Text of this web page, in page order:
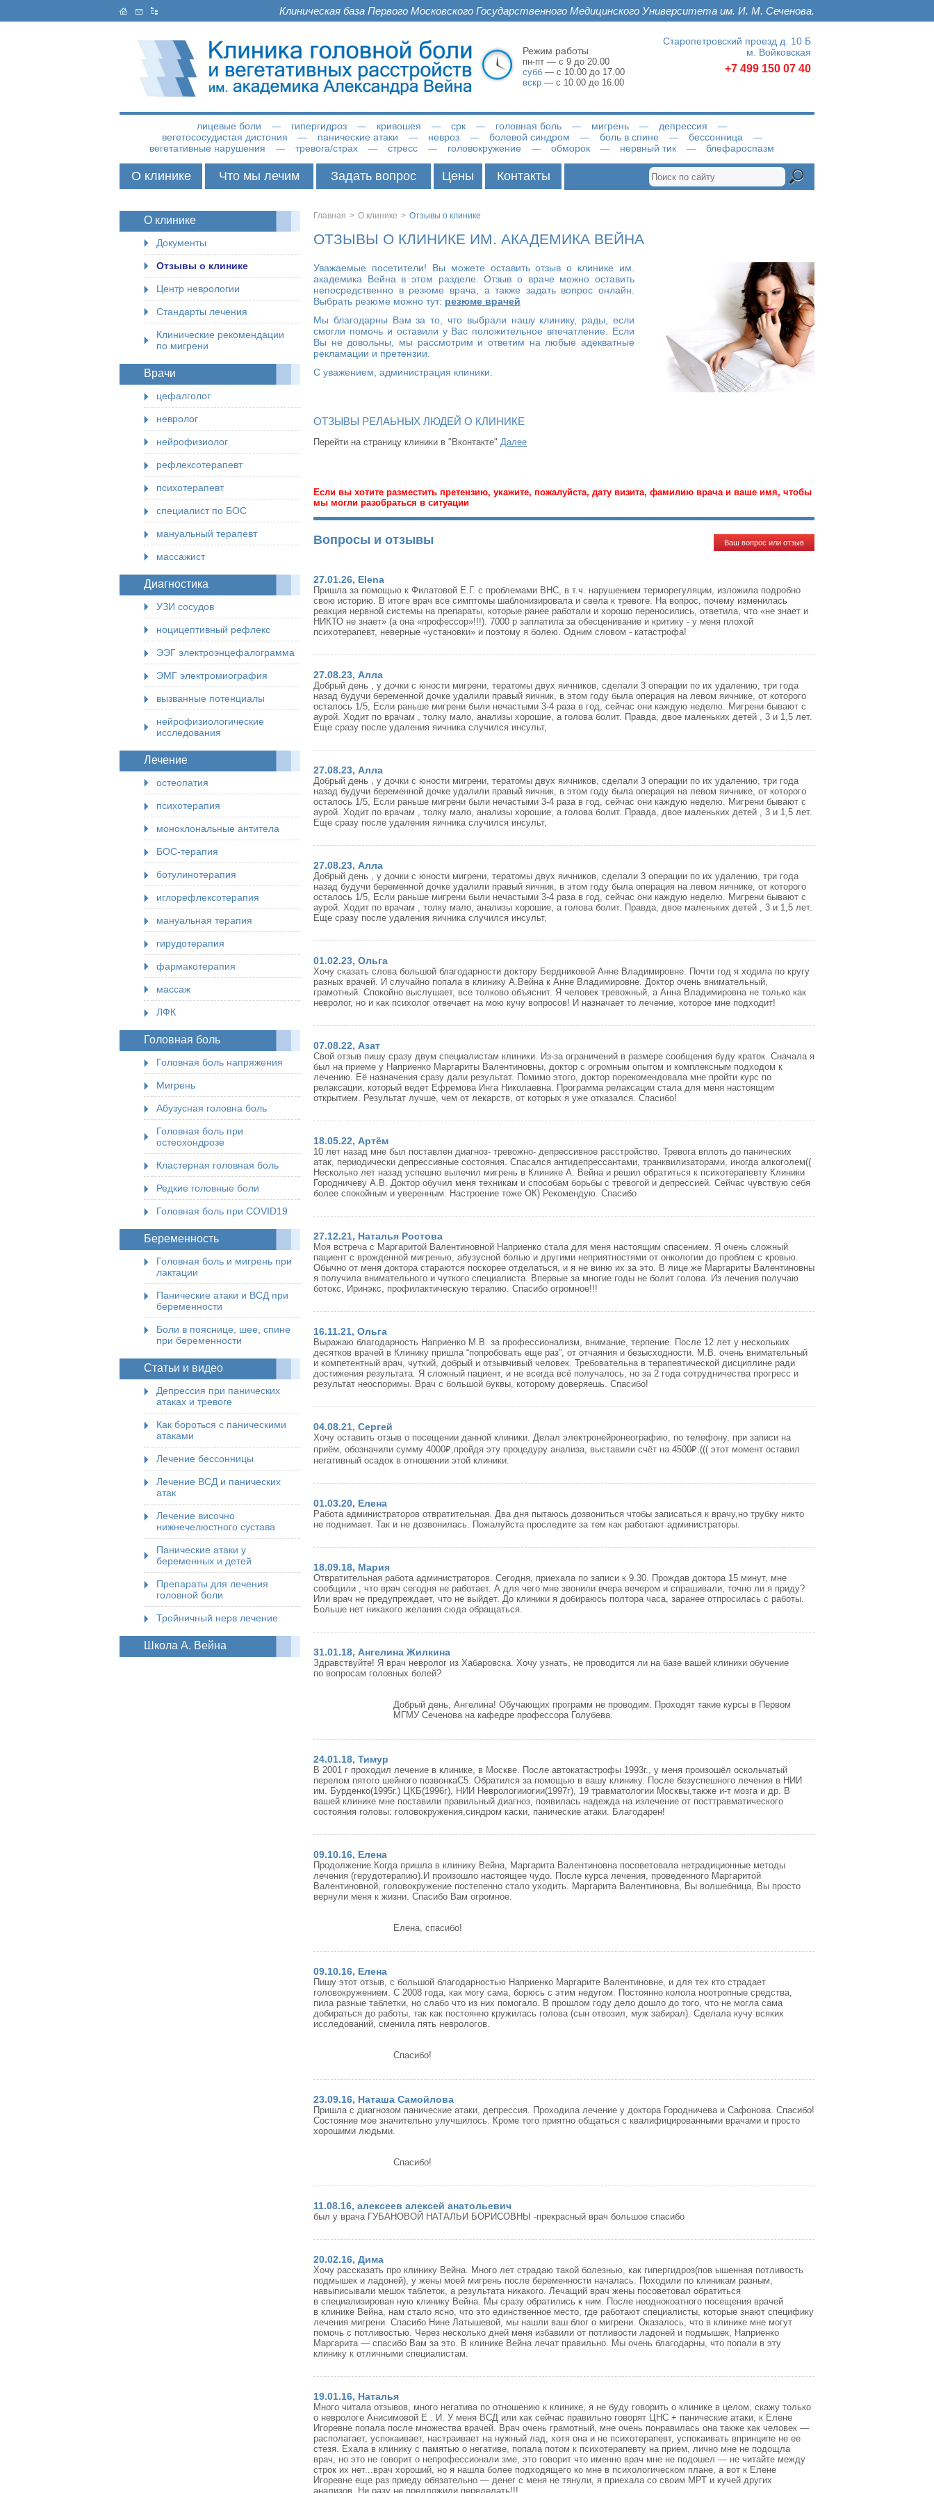
Клиническая база Первого Московского Государственного Медицинского Университета им. И. М. Сеченова.
Старопетровский проезд д. 10 Б
м. Войковская
+7 499 150 07 40
О клинике Что мы лечим Задать вопрос Цены Контакты
Режим работы
пн-пт — с 9 до 20.00
субб — с 10.00 до 17.00
вскр — с 10.00 до 16.00
лицевые боли гипергидроз кривошея срк головная боль мигрень
депрессия
вегетососудистая дистония
панические атаки невроз болевой синдром боль в спине
бессонница
вегетативные нарушения
тревога/страх стресс головокружение обморок нервный тик блефароспазм
О клинике
Документы
Отзывы о клинике
Центр неврологии
Стандарты лечения
Клинические рекомендации
по мигрени
Врачи
цефалголог
невролог
нейрофизиолог
рефлексотерапевт
психотерапевт
специалист по БОС
мануальный терапевт
массажист
Диагностика
УЗИ сосудов
ноцицептивный рефлекс
ЭЭГ электроэнцефалограмма
ЭМГ электромиография
вызванные потенциалы
нейрофизиологические
исследования
Лечение
остеопатия
психотерапия
моноклональные антитела
БОС-терапия
ботулинотерапия
иглорефлексотерапия
мануальная терапия
гирудотерапия
фармакотерапия
массаж
ЛФК
Головная боль
Головная боль напряжения
Мигрень
Абузусная головна боль
Головная боль при
остеохондрозе
Кластерная головная боль
Редкие головные боли
Головная боль при COVID19
Беременность
Головная боль и мигрень при
лактации
Панические атаки и ВСД при
беременности
Боли в пояснице, шее, спине
при беременности
Статьи и видео
Депрессия при панических
атаках и тревоге
Как бороться с паническими
атаками
Лечение бессонницы
Лечение ВСД и панических
атак
Лечение височно
нижнечелюстного сустава
Панические атаки у
беременных и детей
Препараты для лечения
головной боли
Тройничный нерв лечение
Школа А. Вейна
Главная > О клинике > Отзывы о клинике
ОТЗЫВЫ О КЛИНИКЕ ИМ. АКАДЕМИКА ВЕЙНА
Уважаемые посетители! Вы можете оставить отзыв о клинике им.
академика Вейна в этом разделе. Отзыв о враче можно оставить
непосредственно в резюме врача, а также задать вопрос онлайн.
Выбрать резюме можно тут: резюме врачей
Мы благодарны Вам за то, что выбрали нашу клинику, рады, если
смогли помочь и оставили у Вас положительное впечатление. Если
Вы не довольны, мы рассмотрим и ответим на любые адекватные
рекламации и претензии.
С уважением, администрация клиники.
ОТЗЫВЫ РЕЛАЬНЫХ ЛЮДЕЙ О КЛИНИКЕ
Перейти на страницу клиники в "Вконтакте" Далее
Если вы хотите разместить претензию, укажите, пожалуйста, дату визита, фамилию врача и ваше имя, чтобы
мы могли разобраться в ситуации
Ваш вопрос или отзыв
Вопросы и отзывы
27.01.26, Elena
Пришла за помощью к Филатовой Е.Г. с проблемами ВНС, в т.ч. нарушением терморегуляции, изложила подробно
свою историю. В итоге врач все симптомы шаблонизировала и свела к тревоге. На вопрос, почему изменилась
реакция нервной системы на препараты, которые ранее работали и хорошо переносились, ответила, что «не знает и
НИКТО не знает» (а она «профессор»!!!). 7000 р заплатила за обесценивание и критику - у меня плохой
психотерапевт, неверные «установки» и поэтому я болею. Одним словом - катастрофа!
27.08.23, Алла
Добрый день , у дочки с юности мигрени, тератомы двух яичников, сделали 3 операции по их удалению, три года
назад будучи беременной дочке удалили правый яичник, в этом году была операция на левом яичнике, от которого
осталось 1/5, Если раньше мигрени были нечастыми 3-4 раза в год, сейчас они каждую неделю. Мигрени бывают с
аурой. Ходит по врачам , толку мало, анализы хорошие, а голова болит. Правда, двое маленьких детей , 3 и 1,5 лет.
Еще сразу после удаления яичника случился инсульт,
27.08.23, Алла
Добрый день , у дочки с юности мигрени, тератомы двух яичников, сделали 3 операции по их удалению, три года
назад будучи беременной дочке удалили правый яичник, в этом году была операция на левом яичнике, от которого
осталось 1/5, Если раньше мигрени были нечастыми 3-4 раза в год, сейчас они каждую неделю. Мигрени бывают с
аурой. Ходит по врачам , толку мало, анализы хорошие, а голова болит. Правда, двое маленьких детей , 3 и 1,5 лет.
Еще сразу после удаления яичника случился инсульт,
27.08.23, Алла
Добрый день , у дочки с юности мигрени, тератомы двух яичников, сделали 3 операции по их удалению, три года
назад будучи беременной дочке удалили правый яичник, в этом году была операция на левом яичнике, от которого
осталось 1/5, Если раньше мигрени были нечастыми 3-4 раза в год, сейчас они каждую неделю. Мигрени бывают с
аурой. Ходит по врачам , толку мало, анализы хорошие, а голова болит. Правда, двое маленьких детей , 3 и 1,5 лет.
Еще сразу после удаления яичника случился инсульт,
01.02.23, Ольга
Хочу сказать слова большой благодарности доктору Бердниковой Анне Владимировне. Почти год я ходила по кругу
разных врачей. И случайно попала в клинику А.Вейна к Анне Владимировне. Доктор очень внимательный,
грамотный. Спокойно выслушает, все толково объяснит. Я человек тревожный, а Анна Владимировна не только как
невролог, но и как психолог отвечает на мою кучу вопросов! И назначает то лечение, которое мне подходит!
07.08.22, Азат
Свой отзыв пишу сразу двум специалистам клиники. Из-за ограничений в размере сообщения буду краток. Сначала я
был на приеме у Наприенко Маргариты Валентиновны, доктор с огромным опытом и комплексным подходом к
лечению. Её назначения сразу дали результат. Помимо этого, доктор порекомендовала мне пройти курс по
релаксации, который ведет Ефремова Инга Николаевна. Программа релаксации стала для меня настоящим
открытием. Результат лучше, чем от лекарств, от которых я уже отказался. Спасибо!
18.05.22, Артём
10 лет назад мне был поставлен диагноз- тревожно- депрессивное расстройство. Тревога вплоть до панических
атак, периодически депрессивные состояния. Спасался антидепрессантами, транквилизаторами, иногда алкоголем((
Несколько лет назад успешно вылечил мигрень в Клинике А. Вейна и решил обратиться к психотерапевту Клиники
Городничеву А.В. Доктор обучил меня техникам и способам борьбы с тревогой и депрессией. Сейчас чувствую себя
более спокойным и уверенным. Настроение тоже ОК) Рекомендую. Спасибо
27.12.21, Наталья Ростова
Моя встреча с Маргаритой Валентиновной Наприенко стала для меня настоящим спасением. Я очень сложный
пациент с врожденной мигренью, абузусной болью и другими неприятностями от онкологии до проблем с кровью.
Обычно от меня доктора стараются поскорее отделаться, и я не виню их за это. В лице же Маргариты Валентиновны
я получила внимательного и чуткого специалиста. Впервые за многие годы не болит голова. Из лечения получаю
ботокс, Иринэкс, профилактическую терапию. Спасибо огромное!!!
16.11.21, Ольга
Выражаю благодарность Наприенко М.В. за профессионализм, внимание, терпение. После 12 лет у нескольких
десятков врачей в Клинику пришла “попробовать еще раз”, от отчаяния и безысходности. М.В. очень внимательный
и компетентный врач, чуткий, добрый и отзывчивый человек. Требовательна в терапевтической дисциплине ради
достижения результата. Я сложный пациент, и не всегда всё получалось, но за 2 года сотрудничества прогресс и
результат неоспоримы. Врач с большой буквы, которому доверяешь. Спасибо!
04.08.21, Сергей
Хочу оставить отзыв о посещении данной клиники. Делал электронейронеографию, по телефону, при записи на
приём, обозначили сумму 4000₽,пройдя эту процедуру анализа, выставили счёт на 4500₽.((( этот момент оставил
негативный осадок в отношении этой клиники.
01.03.20, Елена
Работа администраторов отвратительная. Два дня пытаюсь дозвониться чтобы записаться к врачу,но трубку никто
не поднимает. Так и не дозвонилась. Пожалуйста проследите за тем как работают администраторы.
18.09.18, Мария
Отвратительная работа администраторов. Сегодня, приехала по записи к 9.30. Прождав доктора 15 минут, мне
сообщили , что врач сегодня не работает. А для чего мне звонили вчера вечером и спрашивали, точно ли я приду?
Или врач не предупреждает, что не выйдет. До клиники я добираюсь полтора часа, заранее отпросилась с работы.
Больше нет никакого желания сюда обращаться.
31.01.18, Ангелина Жилкина
Здравствуйте! Я врач невролог из Хабаровска. Хочу узнать, не проводится ли на базе вашей клиники обучение
по вопросам головных болей?
Добрый день, Ангелина! Обучающих программ не проводим. Проходят такие курсы в Первом
МГМУ Сеченова на кафедре профессора Голубева.
24.01.18, Тимур
В 2001 г проходил лечение в клинике, в Москве. После автокатастрофы 1993г., у меня произошёл оскольчатый
перелом пятого шейного позвонкаС5. Обратился за помощью в вашу клинику. После безуспешного лечения в НИИ
им. Бурденко(1995г.) ЦКБ(1996г), НИИ Неврологииогии(1997г), 19 травматологии Москвы,также и-т мозга и др. В
вашей клинике мне поставили правильный диагноз, появилась надежда на излечение от посттравматического
состояния головы: головокружения,синдром каски, панические атаки. Благодарен!
09.10.16, Елена
Продолжение.Когда пришла в клинику Вейна, Маргарита Валентиновна посоветовала нетрадиционные методы
лечения (герудотерапию).И произошло настоящее чудо. После курса лечения, проведенного Маргаритой
Валентиновной, головокружение постепенно стало уходить. Маргарита Валентиновна, Вы волшебница, Вы просто
вернули меня к жизни. Спасибо Вам огромное.
Елена, спасибо!
09.10.16, Елена
Пишу этот отзыв, с большой благодарностью Наприенко Маргарите Валентиновне, и для тех кто страдает
головокружением. С 2008 года, как могу сама, борюсь с этим недугом. Постоянно колола ноотропные средства,
пила разные таблетки, но слабо что из них помогало. В прошлом году дело дошло до того, что не могла сама
добираться до работы, так как постоянно кружилась голова (сын отвозил, муж забирал). Сделала кучу всяких
исследований, сменила пять неврологов.
Спасибо!
23.09.16, Наташа Самойлова
Пришла с диагнозом панические атаки, депрессия. Проходила лечение у доктора Городничева и Сафонова. Спасибо!
Состояние мое значительно улучшилось. Кроме того приятно общаться с квалифицированными врачами и просто
хорошими людьми.
Спасибо!
11.08.16, алексеев алексей анатольевич
был у врача ГУБАНОВОЙ НАТАЛЬИ БОРИСОВНЫ -прекрасный врач большое спасибо
20.02.16, Дима
Хочу рассказать про клинику Вейна. Много лет страдаю такой болезнью, как гипергидроз(пов ышенная потливость
подмышек и ладоней), у жены моей мигрень после беременности началась. Походили по клиникам разным,
навыписывали мешок таблеток, а результата никакого. Лечащий врач жены посоветовал обратиться
в специализирован ную клинику Вейна. Мы сразу обратились к ним. После неоднокоатного посещения врачей
в клинике Вейна, нам стало ясно, что это единственное место, где работают специалисты, которые знают специфику
лечения мигрени. Спасибо Нине Латышевой, мы нашли ваш блог о мигрени. Оказалось, что в клинике мне могут
помочь с потливостью. Через несколько дней меня избавили от потливости ладоней и подмышек, Наприенко
Маргарита — спасибо Вам за это. В клинике Вейна лечат правильно. Мы очень благодарны, что попали в эту
клинику к отличными специалистам.
19.01.16, Наталья
Много читала отзывов, много негатива по отношению к клинике, я не буду говорить о клинике в целом, скажу только
о неврологе Анисимовой Е . И. У меня ВСД или как сейчас правильно говорят ЦНС + панические атаки, к Елене
Игоревне попала после множества врачей. Врач очень грамотный, мне очень понравилась она также как человек —
располагает, успокаивает, настраивает на нужный лад, хотя она и не психотерапевт, успокаивать впринципе не ее
стезя. Ехала в клинику с памятью о негативе, попала потом к психотерапевту на прием, лично мне не подощла
врач, но это не говорит о непрофессионали зме, это говорит что именно врач мне не подошел — не читайте между
строк их нет...врач хороший, но я нашла более подходящего ко мне в психологическом плане, а вот к Елене
Игоревне еще раз приеду обязательно — денег с меня не тянули, я приехала со своим МРТ и кучей других
анализов. Ни разу не предложили переделать!!!